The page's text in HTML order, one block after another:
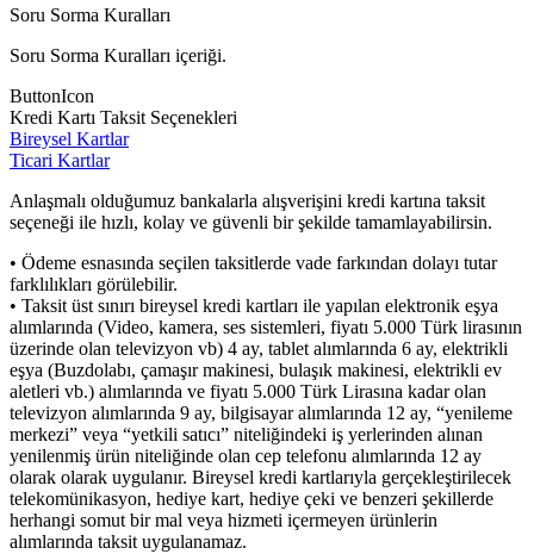
Soru Sorma Kuralları
Soru Sorma Kuralları içeriği.
ButtonIcon
Kredi Kartı Taksit Seçenekleri
Bireysel Kartlar
Ticari Kartlar
Anlaşmalı olduğumuz bankalarla alışverişini kredi kartına taksit
seçeneği ile hızlı, kolay ve güvenli bir şekilde tamamlayabilirsin.
• Ödeme esnasında seçilen taksitlerde vade farkından dolayı tutar
farklılıkları görülebilir.
• Taksit üst sınırı bireysel kredi kartları ile yapılan elektronik eşya
alımlarında (Video, kamera, ses sistemleri, fiyatı 5.000 Türk lirasının
üzerinde olan televizyon vb) 4 ay, tablet alımlarında 6 ay, elektrikli
eşya (Buzdolabı, çamaşır makinesi, bulaşık makinesi, elektrikli ev
aletleri vb.) alımlarında ve fiyatı 5.000 Türk Lirasına kadar olan
televizyon alımlarında 9 ay, bilgisayar alımlarında 12 ay, “yenileme
merkezi” veya “yetkili satıcı” niteliğindeki iş yerlerinden alınan
yenilenmiş ürün niteliğinde olan cep telefonu alımlarında 12 ay
olarak olarak uygulanır. Bireysel kredi kartlarıyla gerçekleştirilecek
telekomünikasyon, hediye kart, hediye çeki ve benzeri şekillerde
herhangi somut bir mal veya hizmeti içermeyen ürünlerin
alımlarında taksit uygulanamaz.